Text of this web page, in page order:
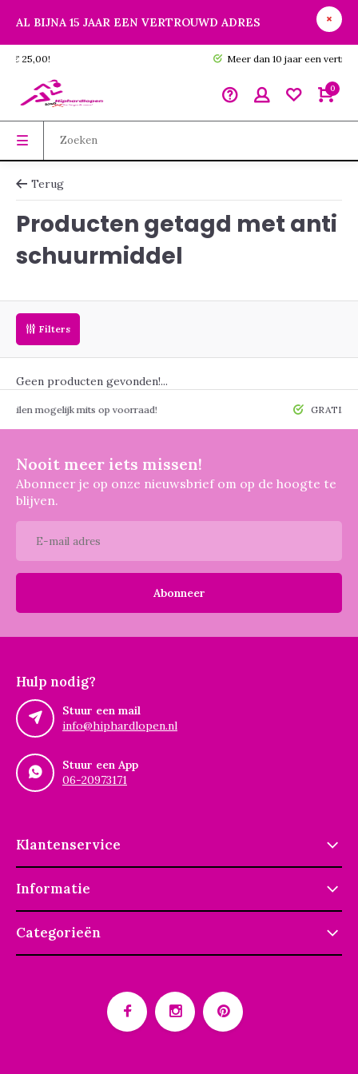
AL BIJNA 15 JAAR EEN VERTROUWD ADRES
GRATIS verzending vanaf € 25,00!
0
Terug
Producten getagd met anti
schuurmiddel
Filters
Geen producten gevonden!...
mits op voorraad! GRATIS
Nooit meer iets missen!
Abonneer je op onze nieuwsbrief om op de hoogte te
blijven.
Abonneer
Hulp nodig?
Stuur een mail
info@hiphardlopen.nl
Stuur een App
06-20973171
Klantenservice
Informatie
Categorieën